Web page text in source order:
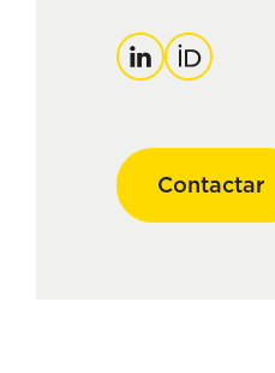
Linkedin
Orcid
Contactar